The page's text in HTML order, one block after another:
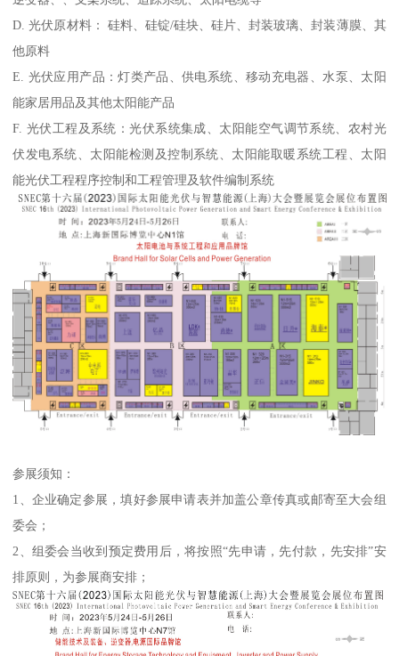
D. 光伏原材料： 硅料、硅锭/硅块、硅片、封装玻璃、封装薄膜、其
他原料
E. 光伏应用产品：灯类产品、供电系统、移动充电器、水泵、太阳
能家居用品及其他太阳能产品
F. 光伏工程及系统：光伏系统集成、太阳能空气调节系统、农村光
伏发电系统、太阳能检测及控制系统、太阳能取暖系统工程、太阳
能光伏工程程序控制和工程管理及软件编制系统
参展须知：
1、企业确定参展，填好参展申请表并加盖公章传真或邮寄至大会组
委会；
2、组委会当收到预定费用后，将按照“先申请，先付款，先安排”安
排原则，为参展商安排；